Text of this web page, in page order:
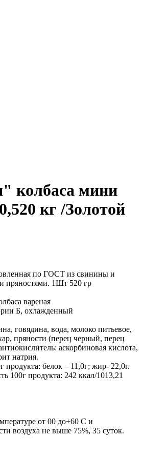
колбаса мини
кг /Золотой
по ГОСТ из свинины и
пряностями. 1Шт 520 гр
вареная
Б, охлажденный
говядина, вода, молоко питьевое,
пряности (перец черный, перец
аскорбиновая кислота,
натрия.
продукта: белок – 11,0г; жир- 22,0г.
100г продукта: 242 ккал/1013,21
от 00 до+60 С и
воздуха не выше 75%, 35 суток.